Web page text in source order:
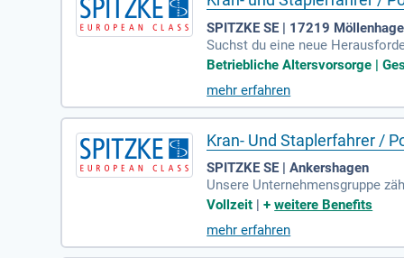
SPITZKE SE | 17219
Suchst du eine neue
ranfahrer sorgst du für den
ng von Portalkränen und das
inem dynamischen Umfeld
Betriebliche Altersvorsorge |
mehr erfahren
Kran- Und Staplerfahrer /
SPITZKE SE | Ankershagen
Unsere Unternehmensgruppe
ktur in Europa und bringen
uns stehen die Bedürfnisse
ne spannende Karriere und
Vollzeit |+weitere Benefits
mehr erfahren